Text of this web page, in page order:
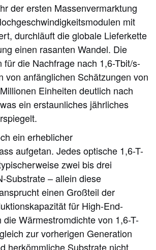
der ersten Massenvermarktung
mit
durchläuft die globale Lieferkette
einen rasanten Wandel. Die
für die Nachfrage nach 1,6-Tbit/s-
von anfänglichen Schätzungen von
Einheiten deutlich nach
ein erstaunliches jährliches
ein erheblicher
aufgetan. Jedes optische 1,6-T-
zwei bis drei
Substrate – allein diese
einen Großteil der
für High-End-
die Wärmestromdichte von 1,6-T-
zur vorherigen Generation
herkömmliche Substrate nicht